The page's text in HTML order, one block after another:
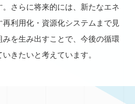
。さらに将来的には、新たなエネ
再利用化・資源化システムまで見
みを生み出すことで、今後の循環
きたいと考えています。